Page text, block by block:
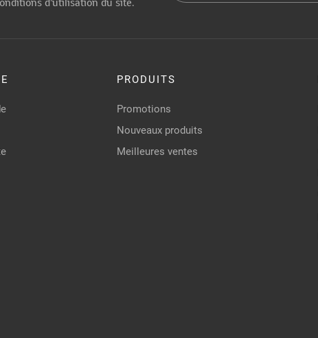
PRODUITS
Promotions
Nouveaux produits
Meilleures ventes